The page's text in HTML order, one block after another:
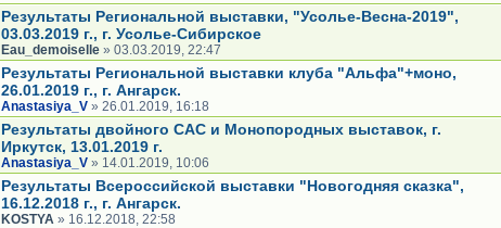
Результаты Региональной выставки, "Усолье-Весна-2019",
03.03.2019 г., г. Усолье-Сибирское
Eau_demoiselle » 03.03.2019, 22:47
Результаты Региональной выставки клуба "Альфа"+моно,
26.01.2019 г., г. Ангарск.
Anastasiya_V » 26.01.2019, 16:18
Результаты двойного САС и Монопородных выставок, г.
Иркутск, 13.01.2019 г.
Anastasiya_V » 14.01.2019, 10:06
Результаты Всероссийской выставки "Новогодняя сказка",
16.12.2018 г., г. Ангарск.
KOSTYA » 16.12.2018, 22:58